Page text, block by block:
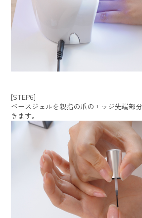
[STEP6]
ベースジェルを親指の爪のエッジ先端部
きます。